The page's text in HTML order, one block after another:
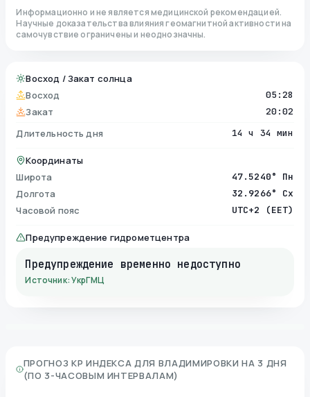
Информационно и не является медицинской рекомендацией.
Научные доказательства влияния геомагнитной активности на
самочувствие ограничены и неоднозначны.
Восход / Закат солнца
Восход
05:28
Закат 20:02
Длительность дня 14 ч 34 мин
Координаты
Широта
47.5240° Пн
Долгота 32.9266° Сх
Часовой пояс UTC+2 (EET)
Предупреждение гидрометцентра
Предупреждение временно недоступно
Источник: УкрГМЦ
ПРОГНОЗ KP ИНДЕКСА ДЛЯ ВЛАДИМИРОВКИ НА 3 ДНЯ
(ПО 3-ЧАСОВЫМ ИНТЕРВАЛАМ)